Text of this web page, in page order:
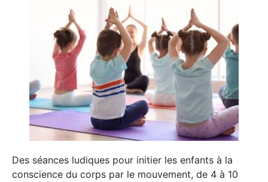
Des séances ludiques pour initier les enfants à la
conscience du corps par le mouvement, de 4 à 10